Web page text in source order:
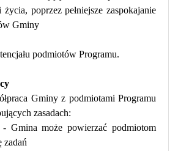
poprzez pełniejsze zaspokajanie
Gminy
podmiotów Programu.
Gminy z podmiotami Programu
zasadach:
Gmina może powierzać podmiotom
zadań